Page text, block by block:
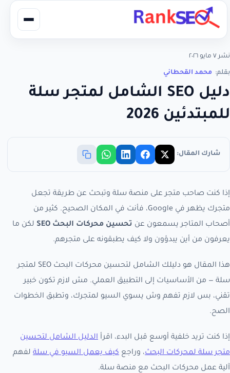
نشر ٧ مايو ٢٠٢٦
بقلم: محمد القحطاني
دليل SEO الشامل لمتجر سلة
للمبتدئين 2026
شارك المقال:
إذا كنت صاحب متجر على منصة سلة وتبحث عن طريقة تجعل
متجرك يظهر في Google، فأنت في المكان الصحيح. كثير من
أصحاب المتاجر يسمعون عن تحسين محركات البحث SEO
لكن ما
يعرفون من أين يبدؤون ولا كيف يطبقونه على متجرهم.
هذا المقال هو دليلك الشامل لتحسين محركات البحث SEO لمتجر
سلة — من الأساسيات إلى التطبيق العملي. مش لازم تكون خبير
تقني، بس لازم تفهم وش يسوي السيو لمتجرك، وتطبق الخطوات
الصح.
إذا كنت تريد خلفية أوسع قبل البدء، اقرأ الدليل الشامل لتحسين
متجر سلة لمحركات البحث، وراجع كيف يعمل السيو في سلة لفهم
آلية عمل محركات البحث مع منصة سلة.